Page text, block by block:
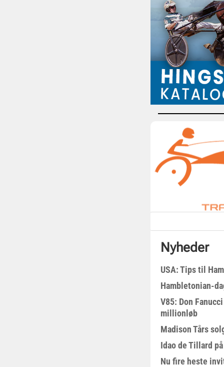
Nyheder
USA: Tips til
Hambletonian-
V85: Don
millionløb
Madison Tårs
Idao de Tillard
Nu fire heste